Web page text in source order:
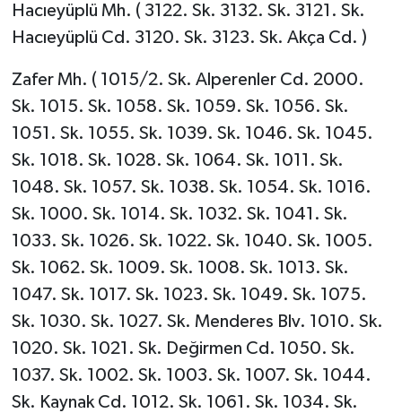
Hacıeyüplü Mh. ( 3122. Sk. 3132. Sk. 3121. Sk.
Hacıeyüplü Cd. 3120. Sk. 3123. Sk. Akça Cd. )
Zafer Mh. ( 1015/2. Sk. Alperenler Cd. 2000.
Sk. 1015. Sk. 1058. Sk. 1059. Sk. 1056. Sk.
1051. Sk. 1055. Sk. 1039. Sk. 1046. Sk. 1045.
Sk. 1018. Sk. 1028. Sk. 1064. Sk. 1011. Sk.
1048. Sk. 1057. Sk. 1038. Sk. 1054. Sk. 1016.
Sk. 1000. Sk. 1014. Sk. 1032. Sk. 1041. Sk.
1033. Sk. 1026. Sk. 1022. Sk. 1040. Sk. 1005.
Sk. 1062. Sk. 1009. Sk. 1008. Sk. 1013. Sk.
1047. Sk. 1017. Sk. 1023. Sk. 1049. Sk. 1075.
Sk. 1030. Sk. 1027. Sk. Menderes Blv. 1010. Sk.
1020. Sk. 1021. Sk. Değirmen Cd. 1050. Sk.
1037. Sk. 1002. Sk. 1003. Sk. 1007. Sk. 1044.
Sk. Kaynak Cd. 1012. Sk. 1061. Sk. 1034. Sk.